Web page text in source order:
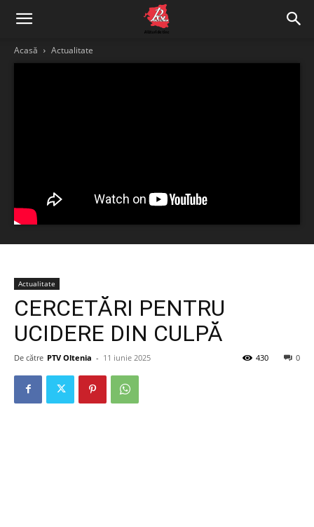
Acasă Actualitate
Actualitate
CERCETĂRI PENTRU
UCIDERE DIN CULPĂ
De către PTV Oltenia - 11 iunie 2025 0
430